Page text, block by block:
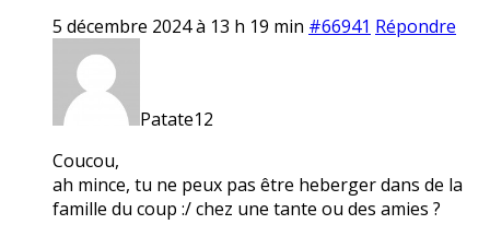
5 décembre 2024 à 13 h 19 min #66941 Répondre
Patate12
Coucou,
ah mince, tu ne peux pas être heberger dans de la
famille du coup :/ chez une tante ou des amies ?